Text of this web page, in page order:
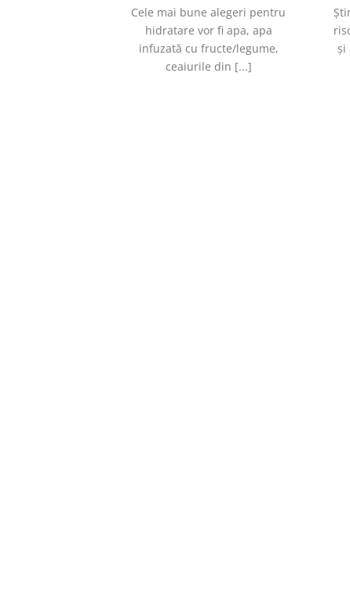
Cele mai bune alegeri pentru
hidratare vor fi apa, apa
infuzată cu fructe/legume,
ceaiurile din [...]
și